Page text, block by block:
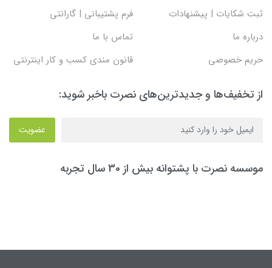
ثبت شکایات | پیشنهادات
فرم پشتیبانی | گارانتی
درباره ما
تماس با ما
حریم خصوصی
قانون مندی کسب و کار اینترنتی
از تخفیف‌ها و جدیدترین‌های نصرت باخبر شوید:
عضویت
موسسه نصرت با پشتوانه بیش از 30 سال تجربه